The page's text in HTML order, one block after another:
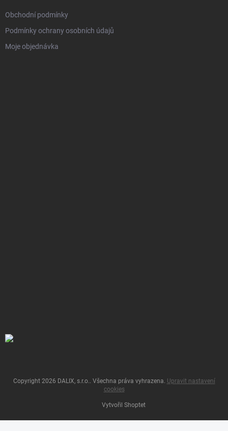
Obchodní podmínky
Podmínky ochrany osobních údajů
Moje objednávka
Vytvořil Shoptet
Copyright 2026 DALIX, s.r.o.. Všechna práva vyhrazena. Upravit nastavení
cookies